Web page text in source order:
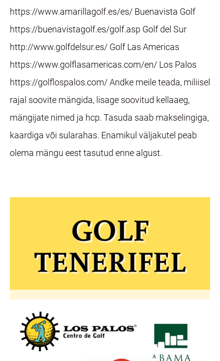
https://www.amarillagolf.es/es/ Buenavista Golf
https://buenavistagolf.es/golf.asp Golf del Sur
http://www.golfdelsur.es/ Golf Las Americas
https://www.golflasamericas.com/en/ Los Palos
https://golflospalos.com/ Andke meile teada, miliisel
rajal soovite mängida, lisage soovitud kellaaeg,
mängijate nimed ja hcp. Tasuda saab makselingiga,
kaardiga või sularahas. Enamikul väljakutel peab
olema mängu eest tasutud enne algust.